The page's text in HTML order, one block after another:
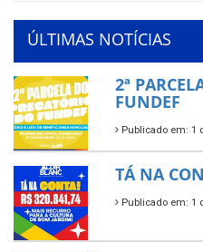
ÚLTIMAS NOTÍCIAS
2ª
FUNDEF
Publicado em: 1
TÁ NA
Publicado em: 1